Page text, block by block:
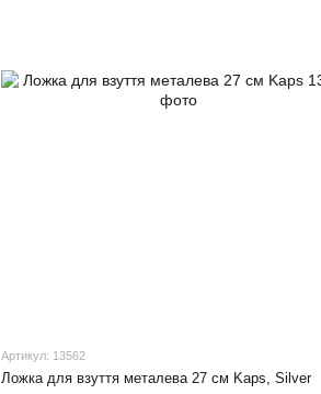
Артикул: 13562
Ложка для взуття металева 27 см Kaps, Silver